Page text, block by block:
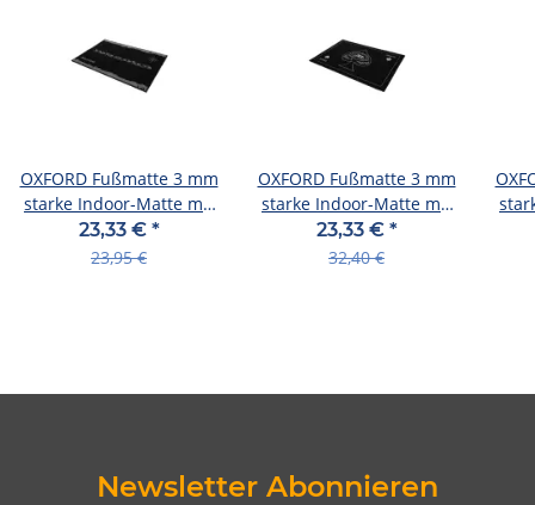
OXFORD Fußmatte 3 mm
starke Indoor-Matte mit
rutsc Adventure
23,33 € *
23,95 €
OXFORD Fußmatte 3 mm
starke Indoor-Matte mit
rutsc Scrambler
23,33 € *
32,40 €
Newsletter Abonnieren